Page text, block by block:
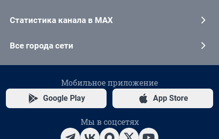
Статистика канала в MAX
Все города сети
Мобильное приложение
Google Play App Store
Мы в соцсетях